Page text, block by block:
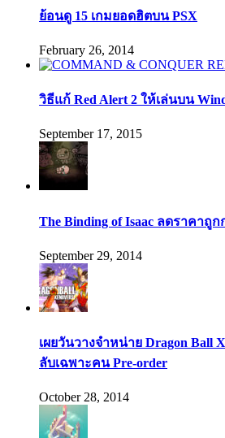
ย้อนดู 15 เกมยอดฮิตบน PSX
February 26, 2014
วิธีแก้ Red Alert 2 ให้เล่นบน
September 17, 2015
The Binding of Isaac ลดราคาถู
September 29, 2014
เผยวันวางจำหน่าย Dragon Ball
ลับเฉพาะคน Pre-order
October 28, 2014